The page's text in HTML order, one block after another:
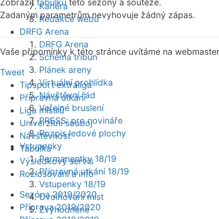
Kariéra
Redakce webu
DRFG Arena
DRFG Arena
Schéma tribun
Plánek areny
Virtuální prohlídka
Návštěvní řád
Veřejné bruslení
PRESS: pro novináře
Rozpis ledové plochy
Vstupenky
Permanentky 18/19
Přípravná utkání 18/19
Vstupenky 18/19
Uvolňování míst
Zvýhodněné
Zobrazit tabulku této sezóny a soutěže.
Zadaným parametrům nevyhovuje žádný zápas.
Vaše připomínky k této stránce uvítáme na webmaster
Tweet
Tipsport extraliga
Přípravná utkání
Liga mistrů
Univerzitní souboj
Návštěvnost
Tabulka
Výsledkový servis
Rozlosování a info
Sezóna 2019/2020
Příprava 2019/2020